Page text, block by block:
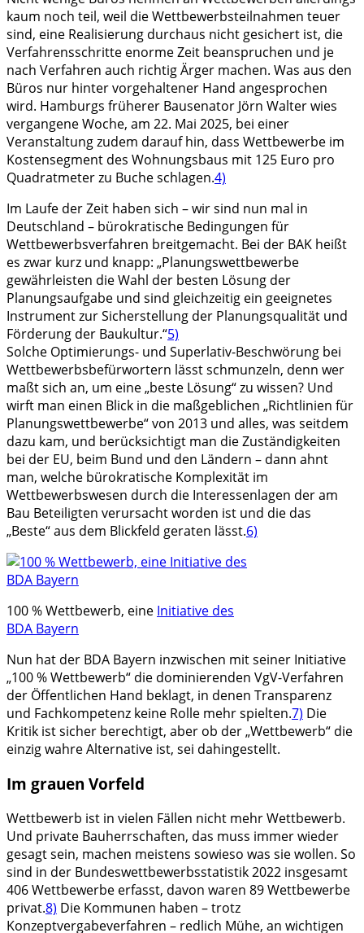
kaum noch teil, weil die Wettbewerbsteilnahmen teuer
sind, eine Realisierung durchaus nicht gesichert ist, die
Verfahrensschritte enorme Zeit beanspruchen und je
nach Verfahren auch richtig Ärger machen. Was aus den
Büros nur hinter vorgehaltener Hand angesprochen
wird. Hamburgs früherer Bausenator Jörn Walter wies
vergangene Woche, am 22. Mai 2025, bei einer
Veranstaltung zudem darauf hin, dass Wettbewerbe im
Kostensegment des Wohnungsbaus mit 125 Euro pro
Quadratmeter zu Buche schlagen.4)
Im Laufe der Zeit haben sich – wir sind nun mal in
Deutschland – bürokratische Bedingungen für
Wettbewerbsverfahren breitgemacht. Bei der BAK heißt
es zwar kurz und knapp: „Planungswettbewerbe
gewährleisten die Wahl der besten Lösung der
Planungsaufgabe und sind gleichzeitig ein geeignetes
Instrument zur Sicherstellung der Planungsqualität und
Förderung der Baukultur.“5)
Solche Optimierungs- und Superlativ-Beschwörung bei
Wettbewerbsbefürwortern lässt schmunzeln, denn wer
maßt sich an, um eine „beste Lösung“ zu wissen? Und
wirft man einen Blick in die maßgeblichen „Richtlinien für
Planungswettbewerbe“ von 2013 und alles, was seitdem
dazu kam, und berücksichtigt man die Zuständigkeiten
bei der EU, beim Bund und den Ländern – dann ahnt
man, welche bürokratische Komplexität im
Wettbewerbswesen durch die Interessenlagen der am
Bau Beteiligten verursacht worden ist und die das
„Beste“ aus dem Blickfeld geraten lässt.6)
100 % Wettbewerb, eine Initiative des
BDA Bayern
Nun hat der BDA Bayern inzwischen mit seiner Initiative
„100 % Wettbewerb“ die dominierenden VgV-Verfahren
der Öffentlichen Hand beklagt, in denen Transparenz
und Fachkompetenz keine Rolle mehr spielten.7) Die
Kritik ist sicher berechtigt, aber ob der „Wettbewerb“ die
einzig wahre Alternative ist, sei dahingestellt.
Im grauen Vorfeld
Wettbewerb ist in vielen Fällen nicht mehr Wettbewerb.
Und private Bauherrschaften, das muss immer wieder
gesagt sein, machen meistens sowieso was sie wollen. So
sind in der Bundeswettbewerbsstatistik 2022 insgesamt
406 Wettbewerbe erfasst, davon waren 89 Wettbewerbe
privat.8) Die Kommunen haben – trotz
Konzeptvergabeverfahren – redlich Mühe, an wichtigen